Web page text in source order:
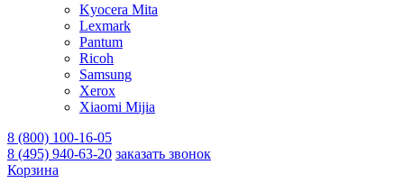
Kyocera Mita
Lexmark
Pantum
Ricoh
Samsung
Xerox
Xiaomi Mijia
8 (800) 100-16-05
8 (495) 940-63-20 заказать звонок
Корзина